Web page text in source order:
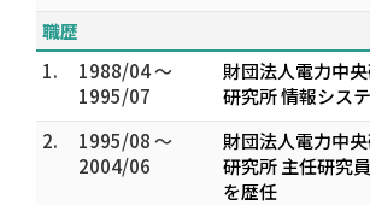
職歴
1.
1988/04 ～
1995/07
財団法人電力中
研究所 情報シス
2.
1995/08 ～
2004/06
財団法人電力中
研究所 主任研究
を歴任